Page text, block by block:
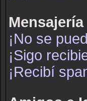
¡No se
¡Sigo
¡Recibí